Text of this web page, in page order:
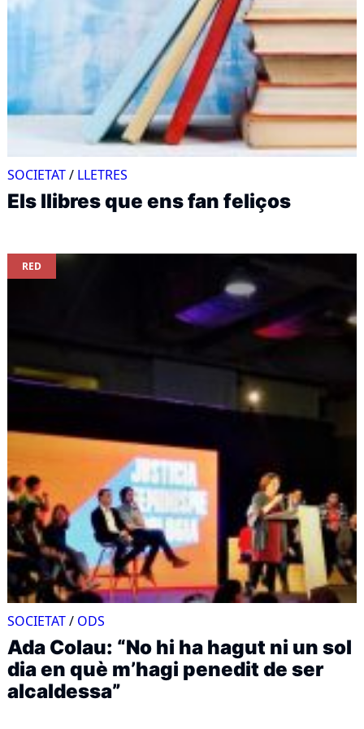
SOCIETAT/ LLETRES
Els llibres que ens fan feliços
RED
SOCIETAT/ ODS
Ada Colau: “No hi ha hagut ni un sol
dia en què m’hagi penedit de ser
alcaldessa”